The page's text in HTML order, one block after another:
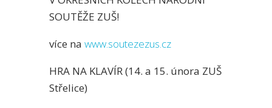
SOUTĚŽE ZUŠ!
více na www.soutezezus.cz
HRA NA KLAVÍR (14. a 15. února ZUŠ
Střelice)